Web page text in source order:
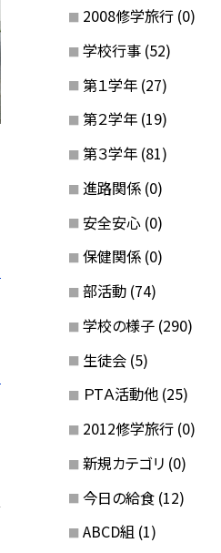
2008修学旅行 (0)
学校行事 (52)
第１学年 (27)
第２学年 (19)
第３学年 (81)
進路関係 (0)
安全安心 (0)
保健関係 (0)
部活動 (74)
学校の様子 (290)
生徒会 (5)
ＰTＡ活動他 (25)
2012修学旅行 (0)
新規カテゴリ (0)
今日の給食 (12)
ABCD組 (1)